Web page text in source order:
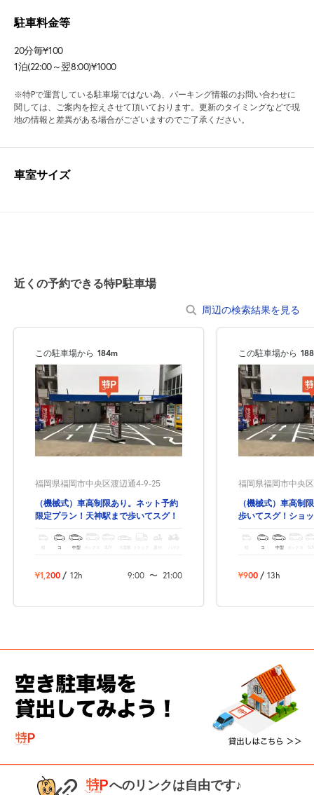
駐車料金等
20分毎¥100
1泊(22:00～翌8:00)¥1000
※特Pで運営している駐車場ではない為、パーキング情報のお問い合わせに
関しては、ご案内を控えさせて頂いております。更新のタイミングなどで現
地の情報と差異がある場合がございますのでご了承ください。
車室サイズ
近くの予約できる特P駐車場
周辺の検索結果を見る
この駐車場から 184m
福岡県福岡市中央区渡辺通4-9-25
（機械式）車高制限あり。ネット予約
限定プラン！天神駅まで歩いてスグ！
軽 コ 中型 ボックス SUV 大型車 トラック バイク
¥1,200 / 12h 9:00 〜 21:00
この駐車場から
福岡県福岡市中央
（機械式）車高制
歩いてスグ！ショ
軽 コ 中型 ボックス
¥900 / 13h
へのリンクは自由です♪